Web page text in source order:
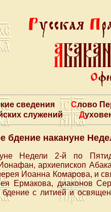
сведения
Слово
служений
бдение накануне
Недели 2-й по
архиепископ
Иоанна Комарова, и
Ермакова, диаконов
с литией и